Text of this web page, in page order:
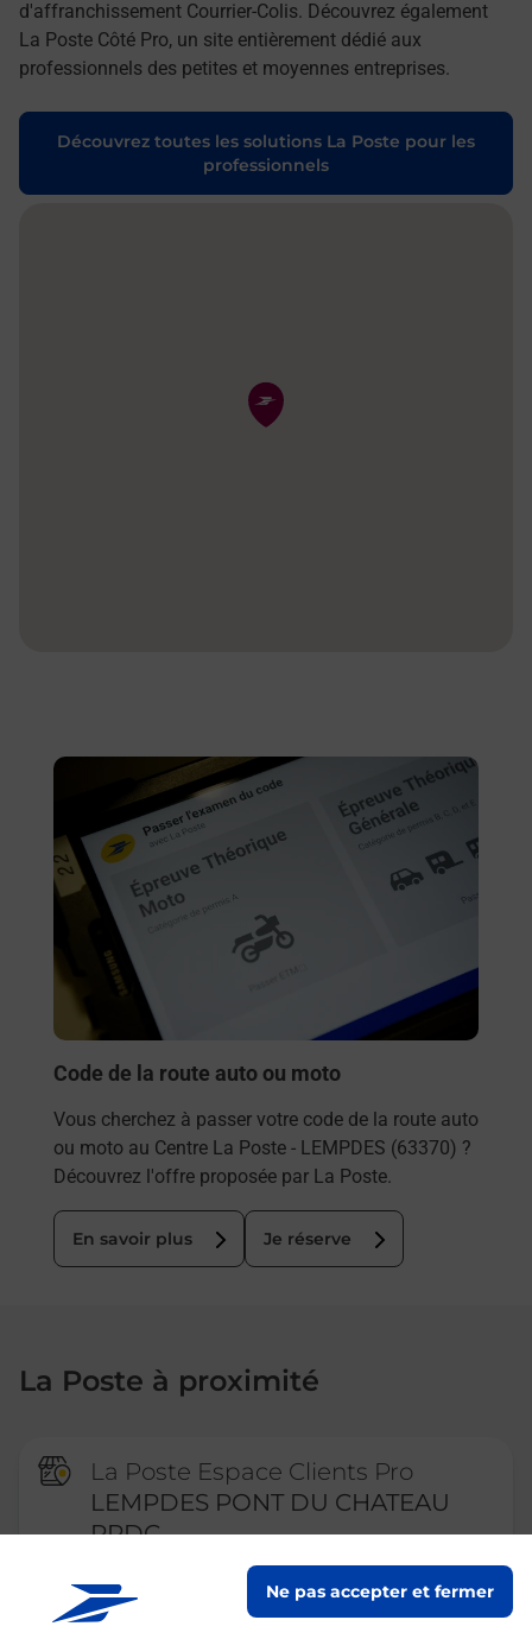
Ne pas accepter et fermer
d'affranchissement Courrier-Colis. Découvrez également
La Poste Côté Pro, un site entièrement dédié aux
professionnels des petites et moyennes entreprises.
Découvrez toutes les solutions La Poste pour les
professionnels
Pin de la carte
En savoir plus
Code de la route auto ou moto
Vous cherchez à passer votre code de la route auto
ou moto au Centre La Poste - LEMPDES (63370) ?
Découvrez l'offre proposée par La Poste.
En savoir plus Je réserve
La Poste à proximité
La Poste Espace Clients Pro
LEMPDES PONT DU CHATEAU
PPDC
Fermé ouvre lundi à
50 RUE DE MILAN